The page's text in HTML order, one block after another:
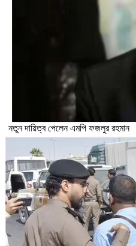
নতুন দায়িত্ব পেলেন এমপি ফজলুর রহমান